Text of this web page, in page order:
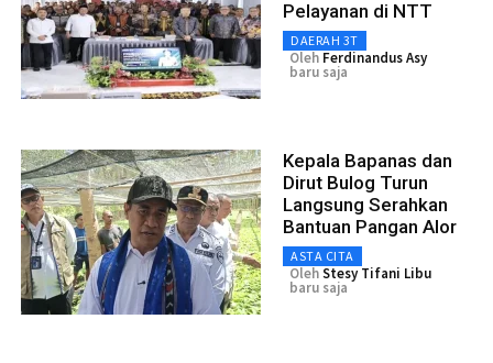
Pelayanan di NTT
DAERAH 3T
Oleh Ferdinandus Asy
baru saja
Kepala Bapanas dan
Dirut Bulog Turun
Langsung Serahkan
Bantuan Pangan Alor
ASTA CITA
OlehStesy Tifani Libu
baru saja